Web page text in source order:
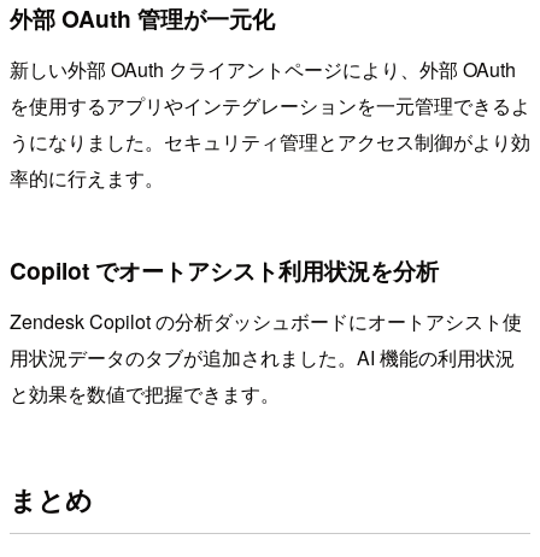
外部 OAuth 管理が一元化
新しい外部 OAuth クライアントページにより、外部 OAuth
を使用するアプリやインテグレーションを一元管理できるよ
うになりました。セキュリティ管理とアクセス制御がより効
率的に行えます。
Copilot でオートアシスト利用状況を分析
Zendesk Copilot の分析ダッシュボードにオートアシスト使
用状況データのタブが追加されました。AI 機能の利用状況
と効果を数値で把握できます。
まとめ